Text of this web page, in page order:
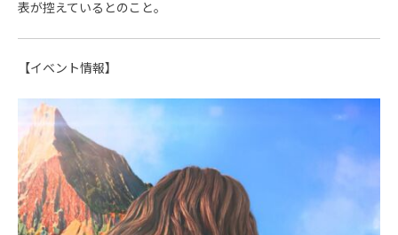
表が控えているとのこと。
【イベント情報】